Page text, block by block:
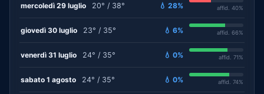
mercoledì 29 luglio 20° / 38° 💧 28% affid. 40%
giovedì 30 luglio 23° / 35° 💧 6% affid. 66%
venerdì 31 luglio 24° / 35° 💧 0% affid. 71%
sabato 1 agosto 24° / 35° 💧 0% affid. 74%